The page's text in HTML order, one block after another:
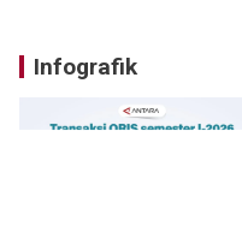
Infografik